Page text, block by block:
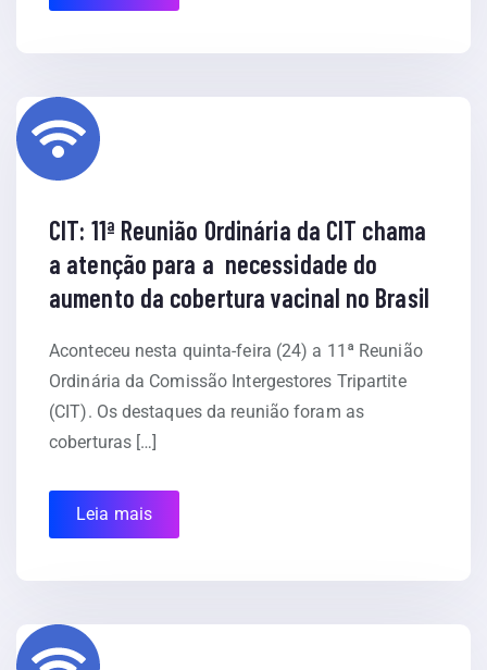
CIT: 11ª Reunião Ordinária da CIT chama
a atenção para a necessidade do
aumento da cobertura vacinal no Brasil
Aconteceu nesta quinta-feira (24) a 11ª Reunião
Ordinária da Comissão Intergestores Tripartite
(CIT). Os destaques da reunião foram as
coberturas […]
Leia mais